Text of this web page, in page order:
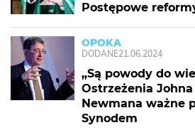
Postępowe
OPOKA
DODANE21.06.2024
„Są powody do
Ostrzeżenia Johna
Newmana ważne
Synodem